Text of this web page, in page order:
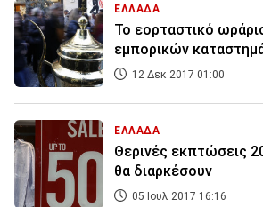
ΕΛΛΑΔΑ
Το εορταστικό
εμπορικών
12 Δεκ 2017 01:00
ΕΛΛΑΔΑ
Θερινές εκπτώσεις
θα διαρκέσουν
05 Ιουλ 2017 16:16